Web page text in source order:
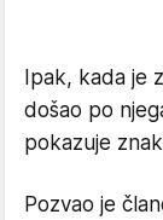
Ipak, kada je
došao po
pokazuje
Pozvao je